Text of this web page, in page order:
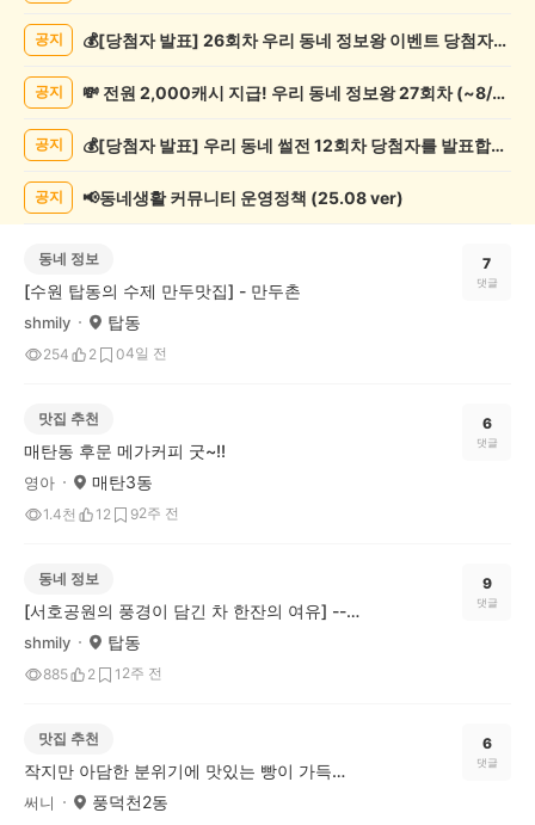
록
공지 💰[당첨자 발표] 26회차 우리 동네 정보왕 이벤트 당첨자를 발표합니다!
공지 💸 전원 2,000캐시 지급! 우리 동네 정보왕 27회차 (~8/10)
공지 💰[당첨자 발표] 우리 동네 썰전 12회차 당첨자를 발표합니다!
공지 📢동네생활 커뮤니티 운영정책 (25.08 ver)
동네 정보
[수원 탑동의 수제 만두맛집] - 만두촌
shmily 탑동
254 2 04일 전
7
댓글
맛집 추천
매탄동 후문 메가커피 굿~!!
영아 매탄3동
1.4천 12 92주 전
6
댓글
동네 정보
[서호공원의 풍경이 담긴 차 한잔의 여유] --------♡♡♡ 카페라르고♡♡♡
shmily 탑동
885 2 1 2주 전
9
댓글
맛집 추천
작지만 아담한 분위기에 맛있는 빵이 가득한 아일랜드15
써니 풍덕천2동
6
댓글